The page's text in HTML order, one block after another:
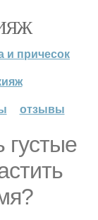
и причесок
отзывы
густые